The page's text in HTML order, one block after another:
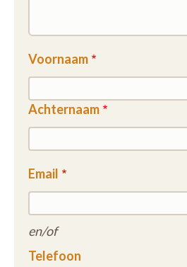
Voornaam
Achternaam
Email
en/of
Telefoon